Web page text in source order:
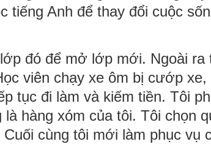
tiếng Anh để thay đổi cuộc
đó để mở lớp mới. Ngoài ra
viên chạy xe ôm bị cướp xe,
tục đi làm và kiếm tiền. Tôi
hàng xóm của tôi. Tôi chọn
cùng tôi mới làm phục vụ